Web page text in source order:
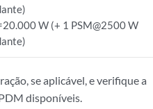
W (+ 1 PSM@2500 W
se aplicável, e verifique a
disponíveis.